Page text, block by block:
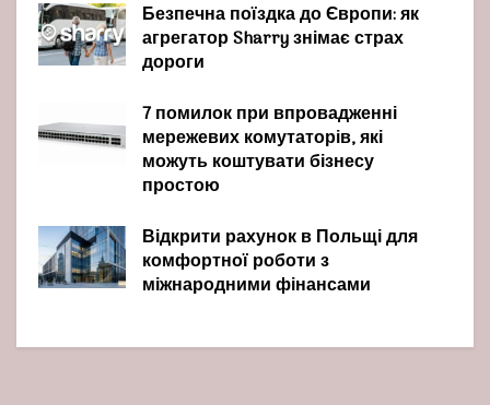
Безпечна поїздка до Європи: як
агрегатор Sharry знімає страх
дороги
7 помилок при впровадженні
мережевих комутаторів, які
можуть коштувати бізнесу
простою
Відкрити рахунок в Польщі для
комфортної роботи з
міжнародними фінансами